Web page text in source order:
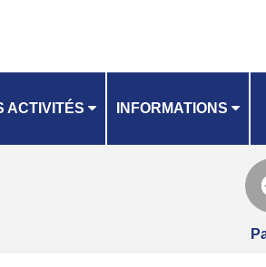
ACTIVITÉS INFORMATIONS
GRAND LIEU
NOTICE